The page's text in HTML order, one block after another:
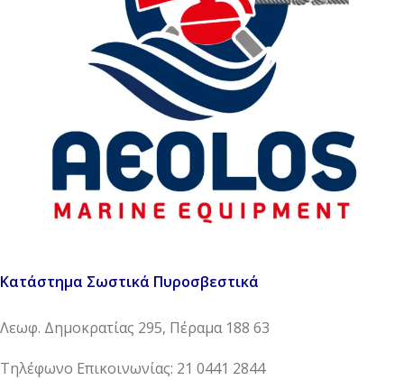
Κατάστημα Σωστικά Πυροσβεστικά
Λεωφ. Δημοκρατίας 295, Πέραμα 188 63
Τηλέφωνο Επικοινωνίας: 21 0441 2844